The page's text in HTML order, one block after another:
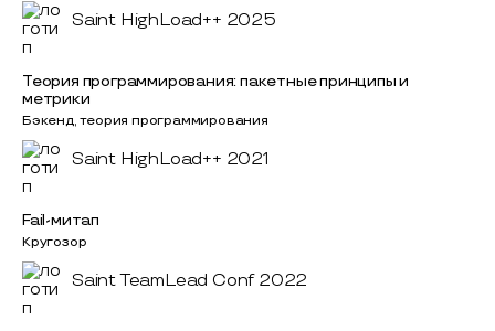
Saint HighLoad++ 2025
Теория программирования: пакетные принципы и
метрики
Бэкенд, теория программирования
Saint HighLoad++ 2021
Fail-митап
Кругозор
Saint TeamLead Conf 2022